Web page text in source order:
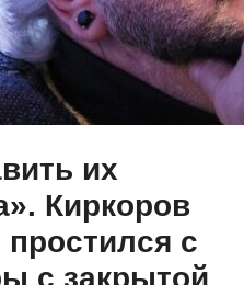
их
Киркоров
простился с
с закрытой